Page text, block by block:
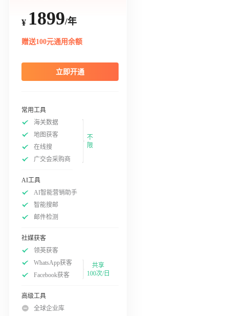
¥ 1899/年
赠送100元通用余额
立即开通
常用工具
海关数据
地图获客
在线搜
广交会采购商
不
限
AI工具
AI智能营销助手
智能搜邮
邮件检测
社媒获客
领英获客
WhatsApp获客
Facebook获客
共享
100次/日
高级工具
全球企业库